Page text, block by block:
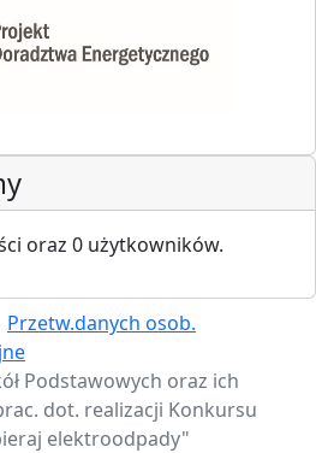
oraz 0 użytkowników.
Przetw.danych osob.
Podstawowych oraz ich
dot. realizacji Konkursu
elektroodpady"